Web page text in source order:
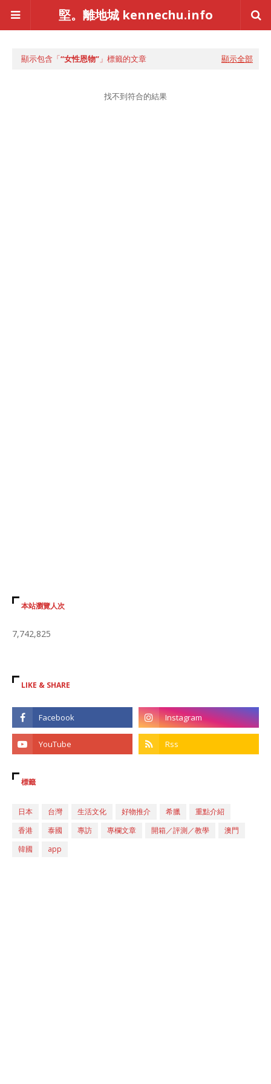
堅。離地城 kennechu.info
顯示包含「 女性恩物 」標籤的文章 顯示全部
找不到符合的結果
本站瀏覽人次
7,742,825
LIKE & SHARE
標籤
日本 台灣 生活文化 好物推介 希臘
重點介紹
香港
泰國 專訪 專欄文章 開箱／評測／教學
澳門
韓國
app